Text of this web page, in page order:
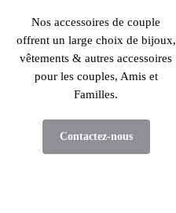
Nos accessoires de couple
offrent un large choix de bijoux,
vêtements & autres accessoires
pour les couples, Amis et
Familles.
Contactez-nous